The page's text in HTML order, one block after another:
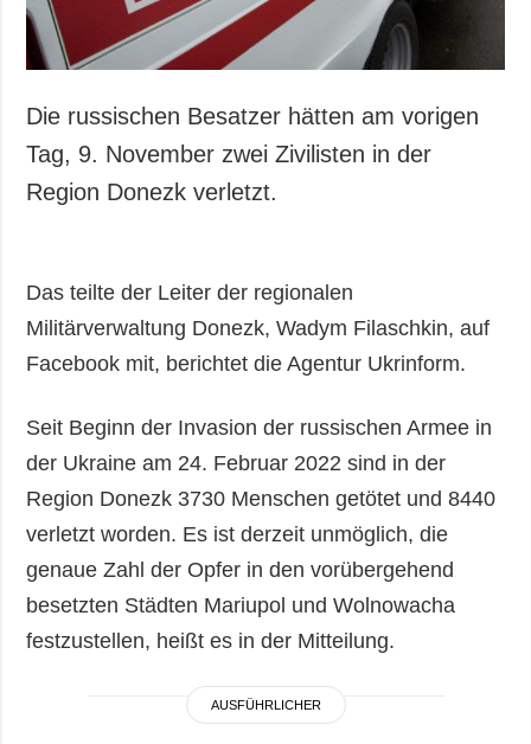
Die russischen Besatzer hätten am vorigen
Tag, 9. November zwei Zivilisten in der
Region Donezk verletzt.
Das teilte der Leiter der regionalen
Militärverwaltung Donezk, Wadym Filaschkin, auf
Facebook mit, berichtet die Agentur Ukrinform.
Seit Beginn der Invasion der russischen Armee in
der Ukraine am 24. Februar 2022 sind in der
Region Donezk 3730 Menschen getötet und 8440
verletzt worden. Es ist derzeit unmöglich, die
genaue Zahl der Opfer in den vorübergehend
besetzten Städten Mariupol und Wolnowacha
festzustellen, heißt es in der Mitteilung.
AUSFÜHRLICHER